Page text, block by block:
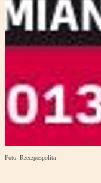
Foto: Rzeczpospolita